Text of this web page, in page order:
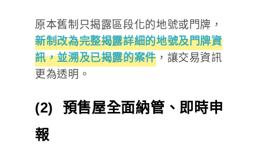
原本舊制只揭露區段化的地號或門牌，
新制改為完整揭露詳細的地號及門牌資
訊，並溯及已揭露的案件，讓交易資訊
更為透明。
(2) 預售屋全面納管、即時申
報